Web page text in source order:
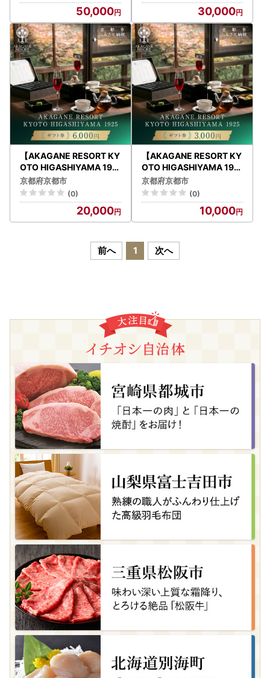
50,000 30,000
【AKAGANE RESORT KY
OTO HIGASHIYAMA 192
5】ギフト券 6,000円 | 京
都 東山 ギフト券
京都府京都市
(0)
20,000
【AKAGANE RESORT KY
OTO HIGASHIYAMA 192
5】ギフト券 3,000円 | 京
都 東山 ギフト券
京都府京都市
(0)
10,000
前へ 1 次へ